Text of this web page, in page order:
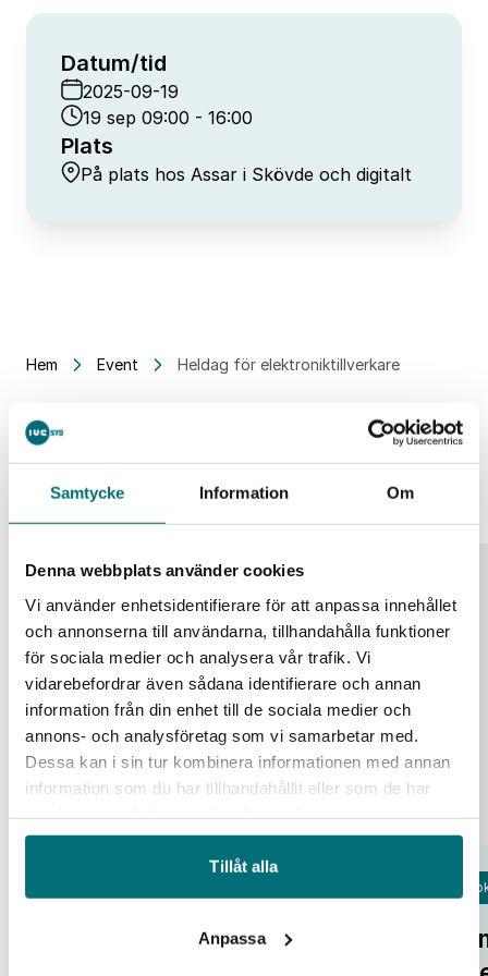
Samtycke Information Om
Denna webbplats använder cookies
Vi använder enhetsidentifierare för att anpassa innehållet
och annonserna till användarna, tillhandahålla funktioner
för sociala medier och analysera vår trafik. Vi
vidarebefordrar även sådana identifierare och annan
information från din enhet till de sociala medier och
annons- och analysföretag som vi samarbetar med.
Dessa kan i sin tur kombinera informationen med annan
information som du har tillhandahållit eller som de har
Tillåt alla
Anpassa
Datum/tid
2025-09-19
19 sep 09:00 - 16:00
Plats
På plats hos Assar i Skövde och digitalt
Hem Event Heldag för elektroniktillverkare
Liknande event
25
aug
Open Lab Day hos IUC Syd